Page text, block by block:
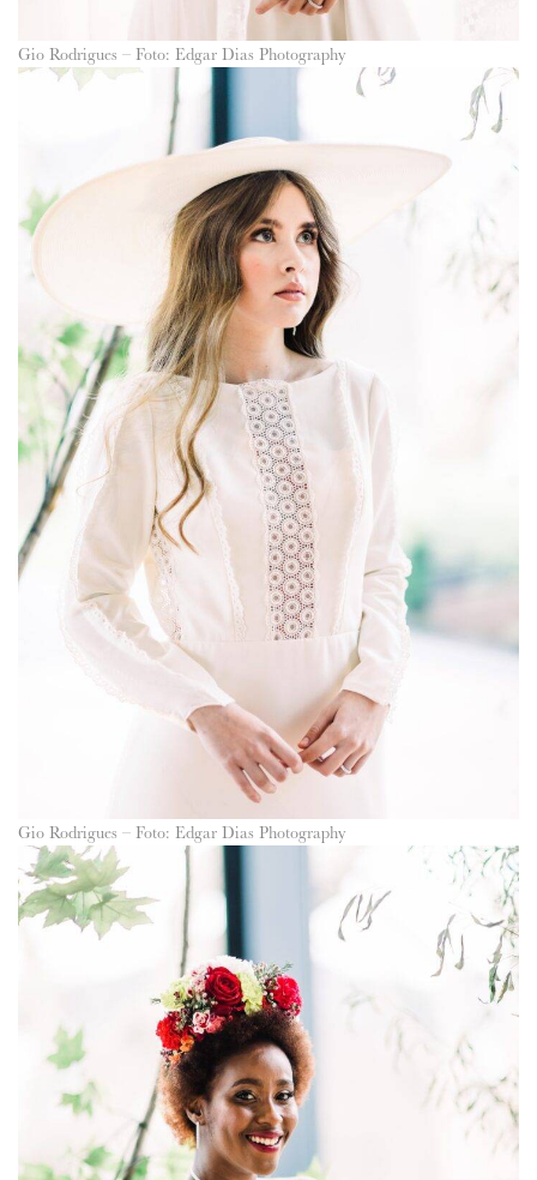
Gio Rodrigues – Foto: Edgar Dias Photography
Gio Rodrigues – Foto: Edgar Dias Photography